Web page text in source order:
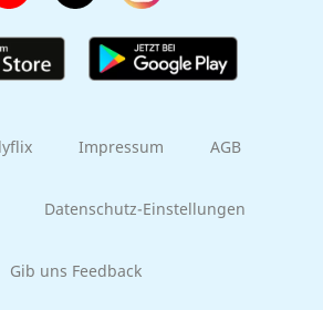
Impressum AGB
Datenschutz-Einstellungen
Gib uns Feedback